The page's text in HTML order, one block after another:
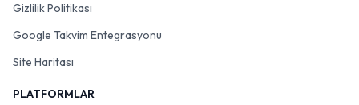
Gizlilik Politikası
Google Takvim Entegrasyonu
Site Haritası
PLATFORMLAR